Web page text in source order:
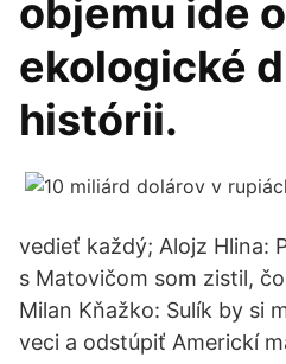
objemu ide
ekologické
histórii.
vedieť každý; Alojz Hlina:
s Matovičom som zistil,
Milan Kňažko: Sulík by si
veci a odstúpiť Americkí